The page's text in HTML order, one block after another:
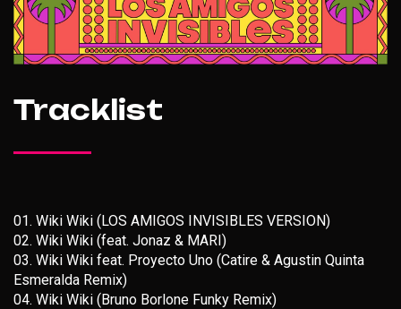
Tracklist
01. Wiki Wiki (LOS AMIGOS INVISIBLES VERSION)
02. Wiki Wiki (feat. Jonaz & MARI)
03. Wiki Wiki feat. Proyecto Uno (Catire & Agustin Quinta
Esmeralda Remix)
04. Wiki Wiki (Bruno Borlone Funky Remix)